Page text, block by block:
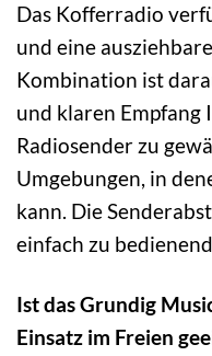
Das Kofferradio
und eine
Kombination ist
und klaren
Radiosender zu
Umgebungen, in
kann. Die
einfach zu
Ist das Grundig
Einsatz im Freien